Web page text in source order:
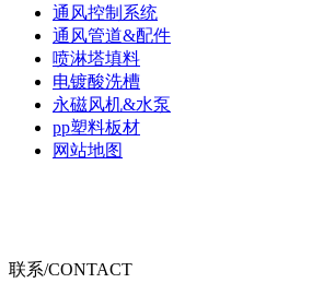
通风控制系统
通风管道&配件
喷淋塔填料
电镀酸洗槽
永磁风机&水泵
pp塑料板材
网站地图
联系/CONTACT